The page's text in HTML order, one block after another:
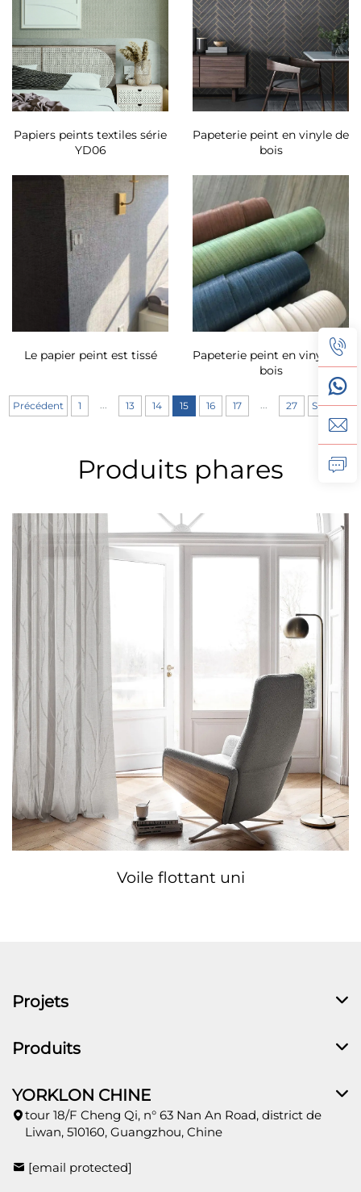
Papiers peints textiles série
YD06
Papeterie peint en vinyle de
bois
Le papier peint est tissé
Papeterie peint en vinyle de
bois
Précédent 1 ... 13 14 15 16 17 ... 27 Suivant
Produits phares
Voile flottant uni
Projets
Produits
YORKLON CHINE
tour 18/F Cheng Qi, n° 63 Nan An Road, district de
Liwan, 510160, Guangzhou, Chine
[email protected]